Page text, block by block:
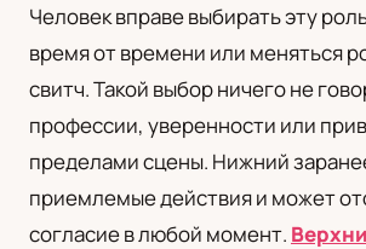
Человек вправе выбирать эту
время от времени или меняться
свитч. Такой выбор ничего не
профессии, уверенности или
пределами сцены. Нижний
приемлемые действия и может
согласие в любой момент.